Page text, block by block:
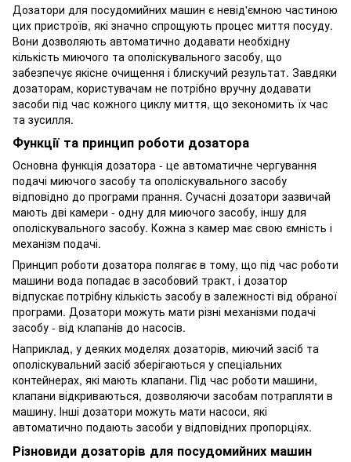
Дозатори для посудомийних машин є невід'ємною частиною
цих пристроїв, які значно спрощують процес миття посуду.
Вони дозволяють автоматично додавати необхідну
кількість миючого та ополіскувального засобу, що
забезпечує якісне очищення і блискучий результат. Завдяки
дозаторам, користувачам не потрібно вручну додавати
засоби під час кожного циклу миття, що зекономить їх час
та зусилля.
Функції та принцип роботи дозатора
Основна функція дозатора - це автоматичне чергування
подачі миючого засобу та ополіскувального засобу
відповідно до програми прання. Сучасні дозатори зазвичай
мають дві камери - одну для миючого засобу, іншу для
ополіскувального засобу. Кожна з камер має свою ємність і
механізм подачі.
Принцип роботи дозатора полягає в тому, що під час роботи
машини вода попадає в засобовий тракт, і дозатор
відпускає потрібну кількість засобу в залежності від обраної
програми. Дозатори можуть мати різні механізми подачі
засобу - від клапанів до насосів.
Наприклад, у деяких моделях дозаторів, миючий засіб та
ополіскувальний засіб зберігаються у спеціальних
контейнерах, які мають клапани. Під час роботи машини,
клапани відкриваються, дозволяючи засобам потрапляти в
машину. Інші дозатори можуть мати насоси, які
автоматично подають засоби у відповідних пропорціях.
Різновиди дозаторів для посудомийних машин